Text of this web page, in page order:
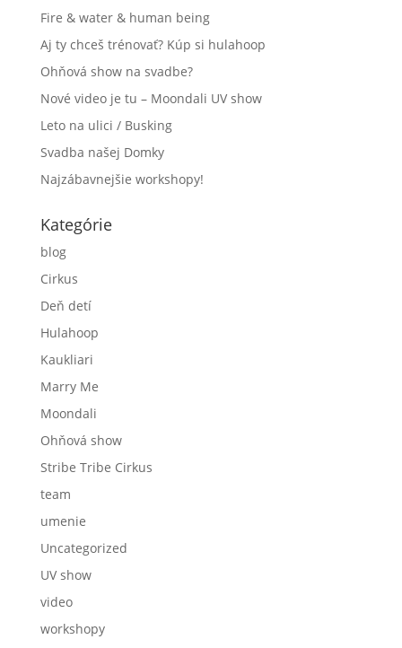
Fire & water & human being
Aj ty chceš trénovať? Kúp si hulahoop
Ohňová show na svadbe?
Nové video je tu – Moondali UV show
Leto na ulici / Busking
Svadba našej Domky
Najzábavnejšie workshopy!
Kategórie
blog
Cirkus
Deň detí
Hulahoop
Kaukliari
Marry Me
Moondali
Ohňová show
Stribe Tribe Cirkus
team
umenie
Uncategorized
UV show
video
workshopy